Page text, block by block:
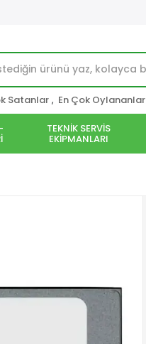
Satanlar , En Çok Oylananlar
TEKNİK SERVİS
EKİPMANLARI